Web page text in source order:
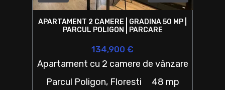
APARTAMENT 2 CAMERE | GRADINA 50 MP |
PARCUL POLIGON | PARCARE
134,900 €
Apartament cu 2 camere de vânzare
Parcul Poligon, Floresti
48 mp